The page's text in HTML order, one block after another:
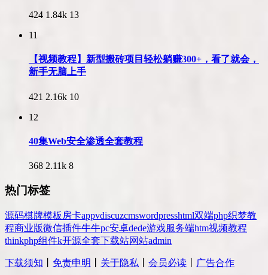
424 1.84k 13
11
【视频教程】新型搬砖项目轻松躺赚300+，看了就会，
新手无脑上手
421 2.16k 10
12
40集Web安全渗透全套教程
368 2.11k 8
热门标签
源码棋牌模板 房卡appvdiscuzcmswordpresshtml双端php织梦教
程商业版微信插件牛牛pc安卓dede游戏服务端htm视频教程
thinkphp组件k开源全套下载站网站admin
下载须知 免责申明 关于隐私 会员必读 广告合作